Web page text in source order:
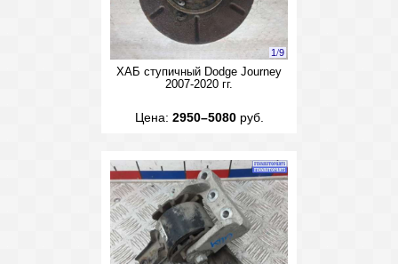
1/9
ХАБ ступичный Dodge Journey
2007-2020 гг.
Цена: 2950–5080руб.